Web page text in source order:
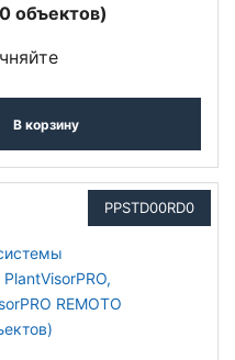
объектов)
В корзину
PPSTD00RD0